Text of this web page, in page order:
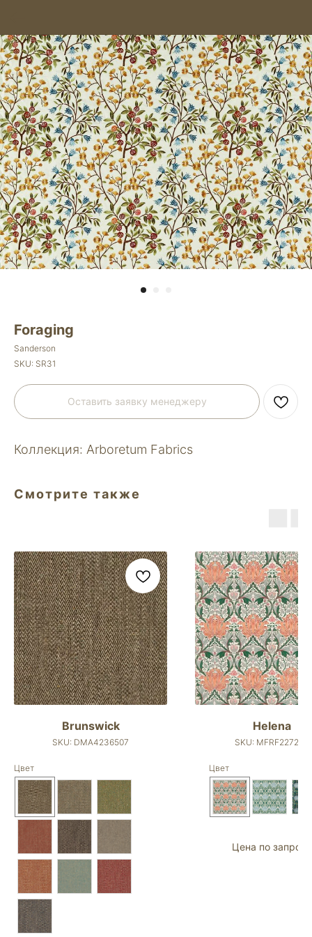
Foraging
Sanderson
SKU: SR31
Оставить заявку менеджеру
Коллекция: Arboretum Fabrics
Смотрите также
Brunswick
SKU: DMA4236507
Цвет
Helena
SKU: MFRF227238
Цвет
Цена по запросу